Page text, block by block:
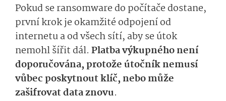
Pokud se ransomware do počítače dostane,
první krok je okamžité odpojení od
internetu a od všech sítí, aby se útok
nemohl šířit dál. Platba výkupného není
doporučována, protože útočník nemusí
vůbec poskytnout klíč, nebo může
zašifrovat data znovu.